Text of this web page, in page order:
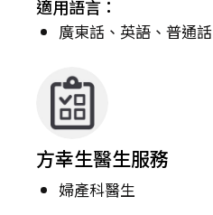
適用語言：
廣東話、英語、普通話
方幸生醫生服務
婦產科醫生